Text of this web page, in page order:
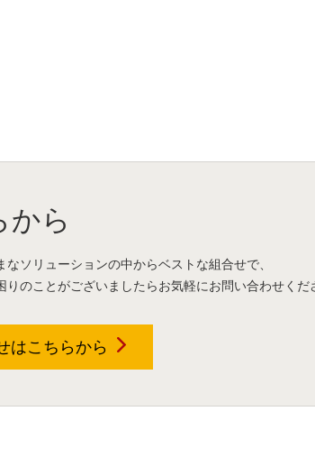
から
ソリューションの中からベストな組合せで、
りのことがございましたらお気軽にお問い合わせくだ
はこちらから